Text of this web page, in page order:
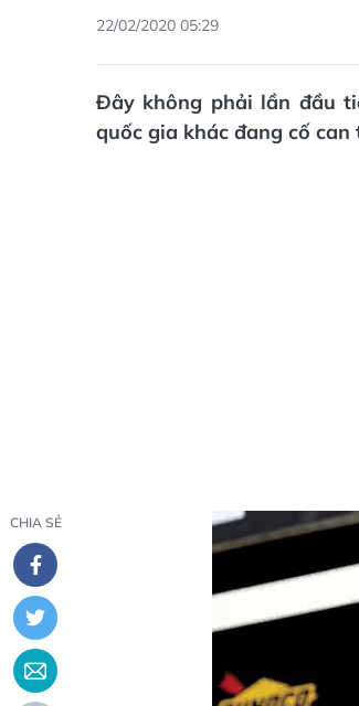
22/02/2020 05:29
Đây không phải lần đầu
quốc gia khác đang cố
CHIA SẺ